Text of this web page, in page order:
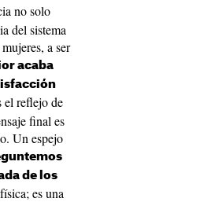
no solo
del sistema
a ser
acaba
el reflejo de
final es
Un espejo
de los
es una